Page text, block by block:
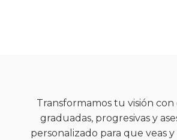
Transformamos tu visión con
graduadas, progresivas y
personalizado para que veas